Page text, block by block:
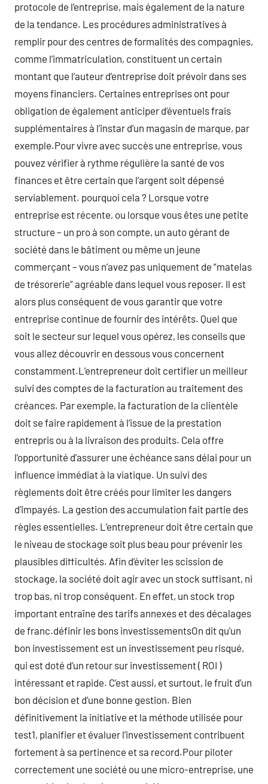
protocole de l’entreprise, mais également de la nature
de la tendance. Les procédures administratives à
remplir pour des centres de formalités des compagnies,
comme l’immatriculation, constituent un certain
montant que l’auteur d’entreprise doit prévoir dans ses
moyens financiers. Certaines entreprises ont pour
obligation de également anticiper d’éventuels frais
supplémentaires à l’instar d’un magasin de marque, par
exemple.Pour vivre avec succès une entreprise, vous
pouvez vérifier à rythme régulière la santé de vos
finances et être certain que l’argent soit dépensé
serviablement. pourquoi cela ? Lorsque votre
entreprise est récente, ou lorsque vous êtes une petite
structure – un pro à son compte, un auto gérant de
société dans le bâtiment ou même un jeune
commerçant – vous n’avez pas uniquement de “matelas
de trésorerie” agréable dans lequel vous reposer. Il est
alors plus conséquent de vous garantir que votre
entreprise continue de fournir des intérêts. Quel que
soit le secteur sur lequel vous opérez, les conseils que
vous allez découvrir en dessous vous concernent
constamment.L’entrepreneur doit certifier un meilleur
suivi des comptes de la facturation au traitement des
créances. Par exemple, la facturation de la clientèle
doit se faire rapidement à l’issue de la prestation
entrepris ou à la livraison des produits. Cela offre
l’opportunité d’assurer une échéance sans délai pour un
influence immédiat à la viatique. Un suivi des
règlements doit être créés pour limiter les dangers
d’impayés. La gestion des accumulation fait partie des
règles essentielles. L’entrepreneur doit être certain que
le niveau de stockage soit plus beau pour prévenir les
plausibles difficultés. Afin d’éviter les scission de
stockage, la société doit agir avec un stock suffisant, ni
trop bas, ni trop conséquent. En effet, un stock trop
important entraîne des tarifs annexes et des décalages
de franc.définir les bons investissementsOn dit qu’un
bon investissement est un investissement peu risqué,
qui est doté d’un retour sur investissement ( ROI )
intéressant et rapide. C’est aussi, et surtout, le fruit d’un
bon décision et d’une bonne gestion. Bien
définitivement la initiative et la méthode utilisée pour
test1, planifier et évaluer l’investissement contribuent
fortement à sa pertinence et sa record.Pour piloter
correctement une société ou une micro-entreprise, une